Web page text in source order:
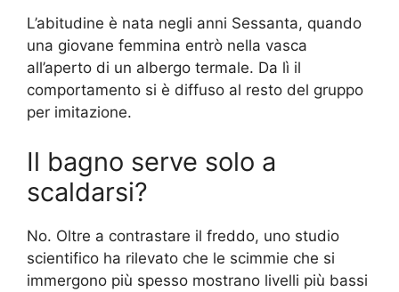
L’abitudine è nata negli anni Sessanta, quando
una giovane femmina entrò nella vasca
all’aperto di un albergo termale. Da lì il
comportamento si è diffuso al resto del gruppo
per imitazione.
Il bagno serve solo a
scaldarsi?
No. Oltre a contrastare il freddo, uno studio
scientifico ha rilevato che le scimmie che si
immergono più spesso mostrano livelli più bassi